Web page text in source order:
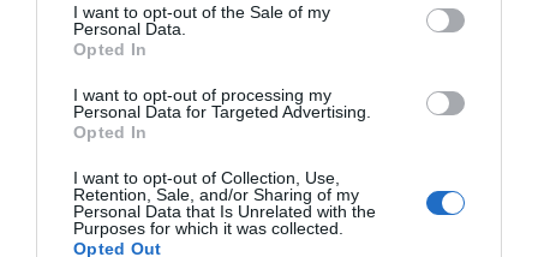
I want to opt-out of the Sale of my
Personal Data.
Opted In
I want to opt-out of processing my
Personal Data for Targeted Advertising.
Opted In
I want to opt-out of Collection, Use,
Retention, Sale, and/or Sharing of my
Personal Data that Is Unrelated with the
Purposes for which it was collected.
Opted Out
historia, de poner la verdadera, de
desmontar la falsificación, es un trabajo
por Hispanidad
DIARIO DE LA CORRUPCIÓN SANCHISTA